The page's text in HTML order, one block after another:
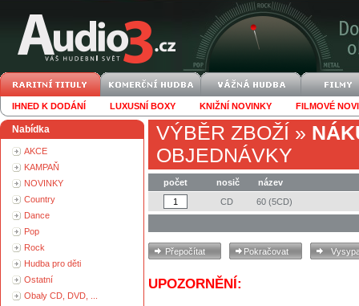
IHNED K DODÁNÍ LUXUSNÍ BOXY KNIŽNÍ NOVINKY FILMOVÉ
Nabídka
AKCE
KAMPAŇ
NOVINKY
Country
Dance
Pop
Rock
Hudba pro děti
Ostatní
Obaly CD, DVD, ...
VÝBĚR ZBOŽÍ »
OBJEDNÁVKY
počet nosič
název
CD
60 (5CD)
UPOZORNĚNÍ: